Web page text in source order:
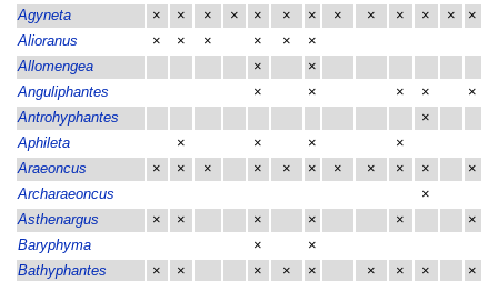
Agyneta
× × × × × × × × × × × × ×
Alioranus
× × × × ×
×
Allomengea
×
×
Anguliphantes
× × × × ×
Antrohyphantes
×
Aphileta
× × ×
×
Araeoncus
× × × × × × × × × × ×
Archaraeoncus
×
Asthenargus
× × × × × ×
Baryphyma
×
×
Bathyphantes
× × × × × × × × ×